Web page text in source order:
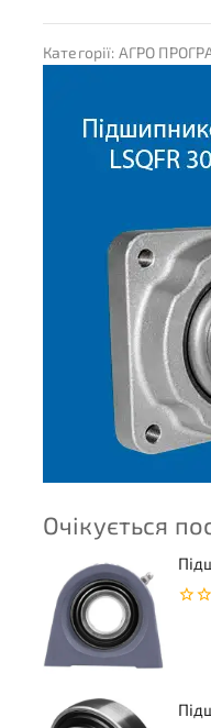
Очікується
Категорії: АГРО